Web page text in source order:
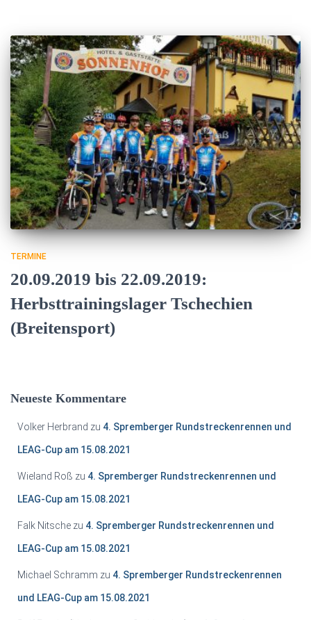
TERMINE
20.09.2019 bis 22.09.2019:
Herbsttrainingslager Tschechien
(Breitensport)
Neueste Kommentare
Volker Herbrand zu 4. Spremberger Rundstreckenrennen und
LEAG-Cup am 15.08.2021
Wieland Roß zu 4. Spremberger Rundstreckenrennen und
LEAG-Cup am 15.08.2021
Falk Nitsche zu 4. Spremberger Rundstreckenrennen und
LEAG-Cup am 15.08.2021
Michael Schramm zu 4. Spremberger Rundstreckenrennen
und LEAG-Cup am 15.08.2021